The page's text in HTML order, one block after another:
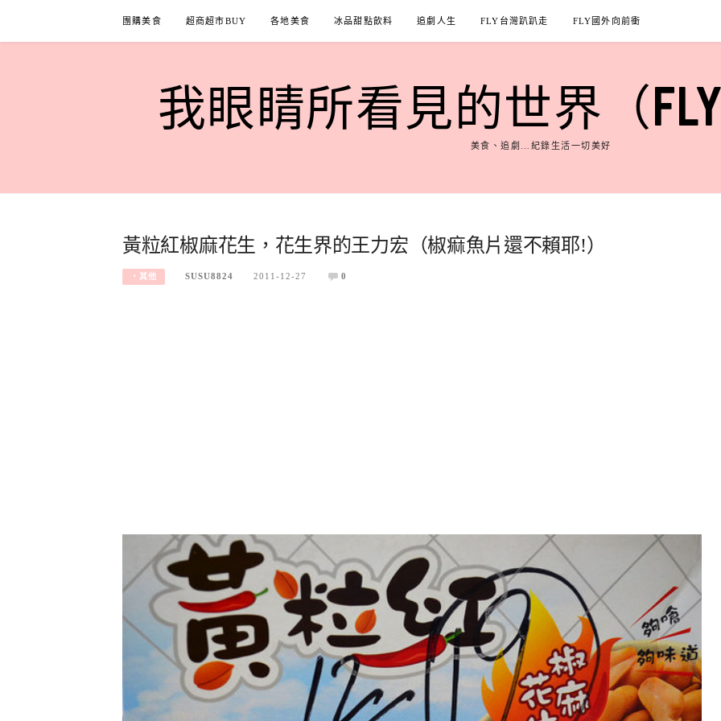
content
團購美食 超商超市BUY 各地美食 冰品甜點飲料 追劇人生 FLY台灣趴趴走 FLY國外向前衝
我眼睛所看見的世界（
美食、追劇…紀錄生活一切美好
黃粒紅椒麻花生，花生界的王力宏（椒痲魚片還不賴耶!）
‧其他 SUSU8824 2011-12-27 0